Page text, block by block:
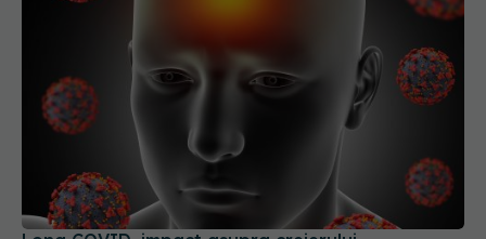
Long COVID, impact asupra creierului
25 mai 2026, 14:52